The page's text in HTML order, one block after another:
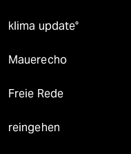
klima update°
Mauerecho
Freie Rede
reingehen